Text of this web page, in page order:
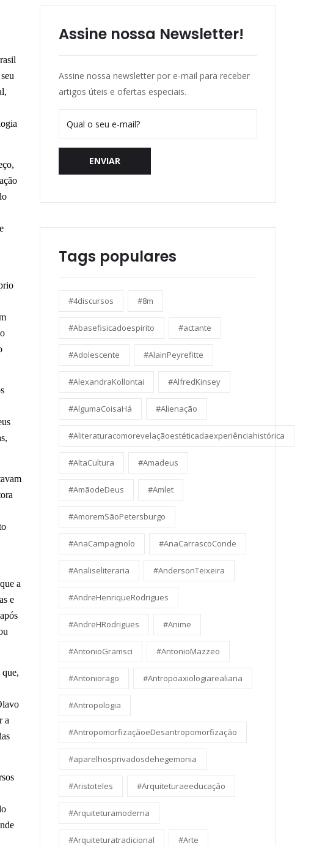
a
e
a
Assine nossa Newsletter!
Assine nossa newsletter por e-mail para receber
artigos úteis e ofertas especiais.
ENVIAR
Tags populares
#4discursos #8m
#Abasefisicadoespirito #actante
#Adolescente #AlainPeyrefitte
#AlexandraKollontai #AlfredKinsey
#AlgumaCoisaHá #Alienação
#Aliteraturacomorevelaçãoestéticadaexperiênciahistórica
#AltaCultura #Amadeus
#AmãodeDeus #Amlet
#AmoremSãoPetersburgo
#AnaCampagnolo #AnaCarrascoConde
#Analiseliteraria #AndersonTeixeira
#AndreHenriqueRodrigues
#AndreHRodrigues #Anime
#AntonioGramsci #AntonioMazzeo
#Antoniorago #Antropoaxiologiarealiana
#Antropologia
#AntropomorfizaçãoeDesantropomorfização
#aparelhosprivadosdehegemonia
#Aristoteles #Arquiteturaeeducação
#Arquiteturamoderna
#Arquiteturatradicional #Arte